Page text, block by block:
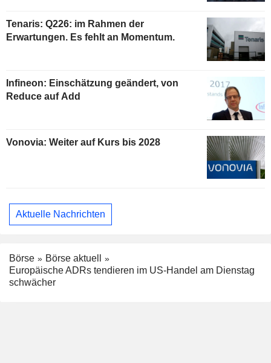
Tenaris: Q226: im Rahmen der
Erwartungen. Es fehlt an Momentum.
Infineon: Einschätzung geändert, von
Reduce auf Add
Vonovia: Weiter auf Kurs bis 2028
Aktuelle Nachrichten
Börse
Börse aktuell
Europäische ADRs tendieren im US-Handel am Dienstag
schwächer